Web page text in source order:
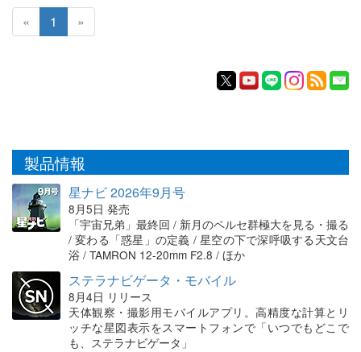
« 1 »
製品情報
星ナビ 2026年9月号
8月5日 発売
「宇宙兄弟」最終回 / 新月のペルセ群極大を見る・撮る
/ 変わる「惑星」の定義 / 星空の下で深呼吸する天文台
浴 / TAMRON 12-20mm F2.8 / ほか
ステラナビゲータ・モバイル
8月4日 リリース
天体観察・撮影用モバイルアプリ。高精度な計算とリ
ッチな星図表示をスマートフォンで「いつでもどこで
も、ステラナビゲータ」